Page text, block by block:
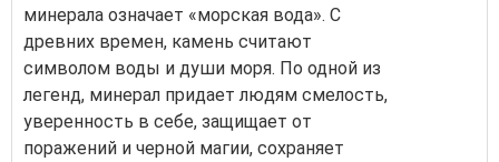
минерала означает «морская вода». С
древних времен, камень считают
символом воды и души моря. По одной из
легенд, минерал придает людям смелость,
уверенность в себе, защищает от
поражений и черной магии, сохраняет